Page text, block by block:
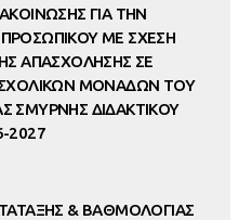
ΓΙΑ ΤΗΝ
ΜΕ ΣΧΕΣΗ
ΑΠΑΣΧΟΛΗΣΗΣ ΣΕ
ΣΧΟΛΙΚΩΝ ΜΟΝΑΔΩΝ ΤΟΥ
ΣΜΥΡΝΗΣ ΔΙΔΑΚΤΙΚΟΥ
2027
& ΒΑΘΜΟΛΟΓΙΑΣ